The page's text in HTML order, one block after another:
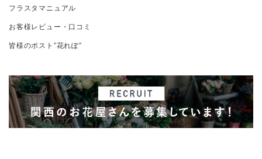
フラスタマニュアル
お客様レビュー・口コミ
皆様のポスト”花れぽ”